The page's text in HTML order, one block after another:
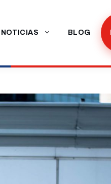
NOTICIAS BLOG